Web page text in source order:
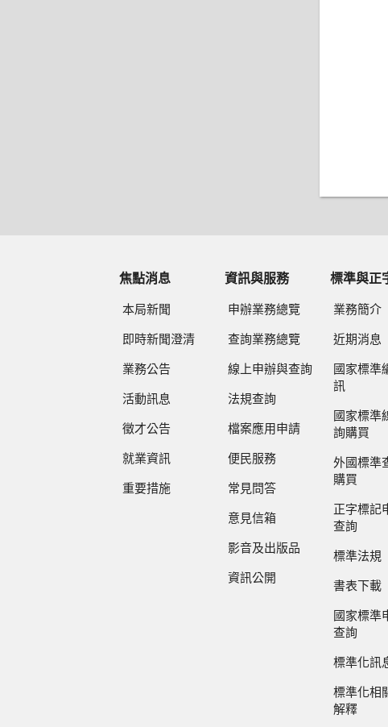
焦點消息
本局新聞
即時新聞澄清
業務公告
活動訊息
徵才公告
就業資訊
重要措施
資訊與服務
申辦業務總覽
查詢業務總覽
線上申辦與查詢
法規查詢
檔案應用申請
便民服務
常見問答
意見信箱
影音及出版品
資訊公開
標準與正
業務簡介
近期消息
國家標準
訊
國家標準
詢購買
外國標準
購買
正字標記
查詢
標準法規
書表下載
國家標準
查詢
標準化訊
標準化相
解釋